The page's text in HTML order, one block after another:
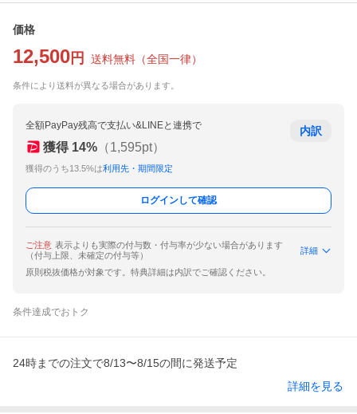
価格
12,500 円 送料無料 （全国一律）
条件により送料が異なる場合があります。
全額PayPay残高で支払い&LINEと連携で
獲得 14% （1,595pt）
獲得のうち13.5%は利用先・期間限定
内訳
ログインして確認
ご注意 表示よりも実際の付与数・付与率が少ない場合があります
（付与上限、未確定の付与等）
詳細
原則税抜価格が対象です。特典詳細は内訳でご確認ください。
条件達成でおトク
24時までの注文で8/13〜8/15の間に発送予定
詳細を見る